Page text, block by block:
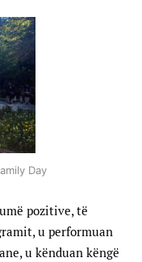
Day
pozitive, të
u performuan
u kënduan këngë